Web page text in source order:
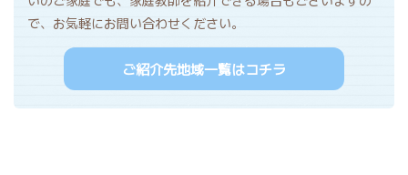
で、お気軽にお問い合わせください。
ご紹介先地域一覧はコチラ